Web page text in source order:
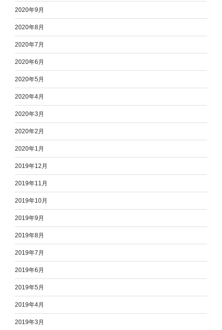
2020年9月
2020年8月
2020年7月
2020年6月
2020年5月
2020年4月
2020年3月
2020年2月
2020年1月
2019年12月
2019年11月
2019年10月
2019年9月
2019年8月
2019年7月
2019年6月
2019年5月
2019年4月
2019年3月